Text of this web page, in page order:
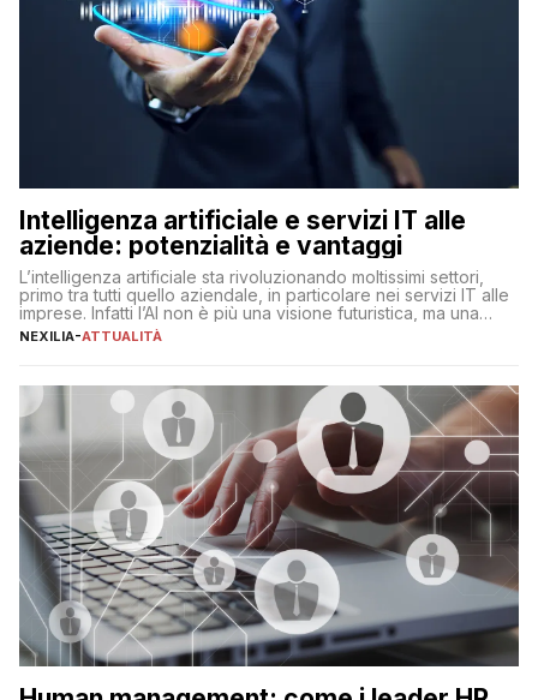
Intelligenza artificiale e servizi IT alle
aziende: potenzialità e vantaggi
L’intelligenza artificiale sta rivoluzionando moltissimi settori,
primo tra tutti quello aziendale, in particolare nei servizi IT alle
imprese. Infatti l’AI non è più una visione futuristica, ma una
realtà operativa che sta portando a un cambio significativo in
operazioni, bensì comporta […]
NEXILIA-ATTUALITÀ